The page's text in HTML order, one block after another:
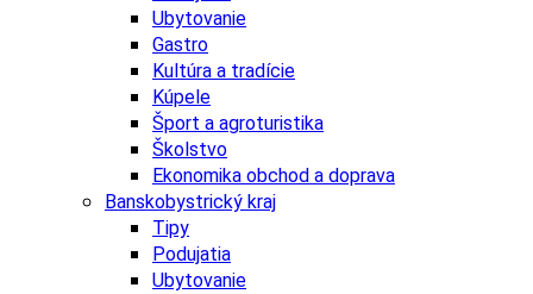
Ubytovanie
Gastro
Kultúra a tradície
Kúpele
Šport a agroturistika
Školstvo
Ekonomika obchod a doprava
Banskobystrický kraj
Tipy
Podujatia
Ubytovanie